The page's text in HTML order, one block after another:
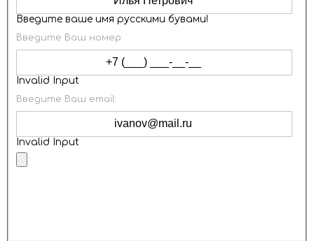
Введите ваше имя русскими бувами!
Введите Ваш номер:
Invalid Input
Введите Ваш email:
Invalid Input